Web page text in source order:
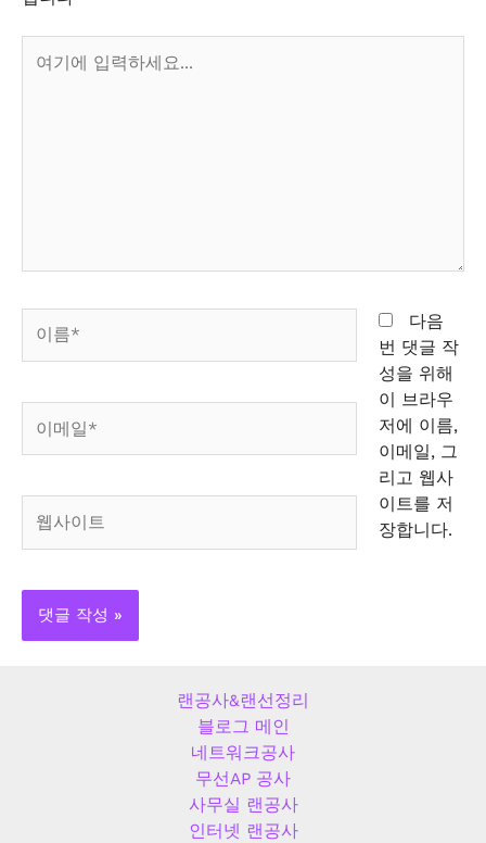
*
트
다음
번 댓글 작
성을 위해
이 브라우
저에 이름,
이메일, 그
리고 웹사
이트를 저
장합니다.
랜공사&랜선정리
블로그 메인
네트워크공사
무선AP 공사
사무실 랜공사
인터넷 랜공사